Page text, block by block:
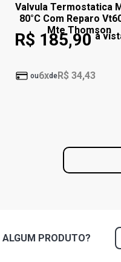
Valvula Termostatica
80°C Com Reparo
Mte Thomson
R$ 185,90 à
ou6xdeR$ 34,43
ALGUM PRODUTO?